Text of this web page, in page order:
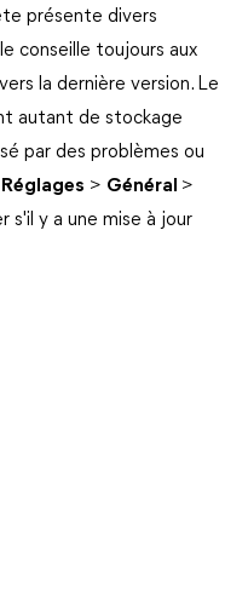
présente divers
conseille toujours aux
la dernière version. Le
autant de stockage
par des problèmes ou
Réglages > Général >
s'il y a une mise à jour